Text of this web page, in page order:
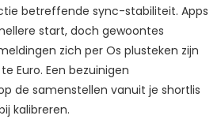
betreffende sync-stabiliteit. Apps
start, doch gewoontes
zich per Os plusteken zijn
Euro. Een bezuinigen
de samenstellen vanuit je shortlis
kalibreren.